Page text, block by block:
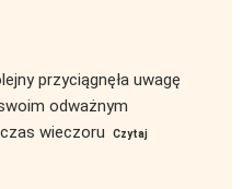
przyciągnęła uwagę
odważnym
wieczoru
Czytaj